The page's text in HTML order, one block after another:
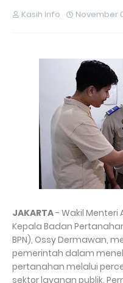
Kasih Info November
JAKARTA- Wakil Menteri
Kepala Badan
BPN), Ossy Dermawan,
pemerintah dalam
pertanahan melalui
sektor layanan publik.